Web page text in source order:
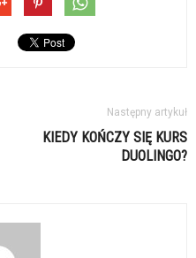
Następny artykuł
KIEDY KOŃCZY SIĘ KURS
DUOLINGO?